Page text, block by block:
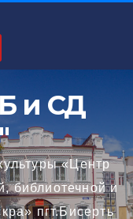
и СД
«Центр
библиотечной и
пгт.Бисерть